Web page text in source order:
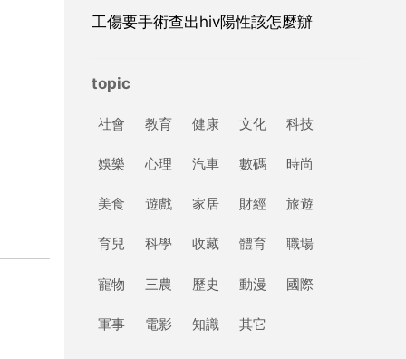
工傷要手術查出hiv陽性該怎麼辦
topic
社會 教育 健康 文化 科技
娛樂 心理 汽車 數碼 時尚
美食 遊戲 家居 財經 旅遊
育兒 科學 收藏 體育 職場
寵物 三農 歷史 動漫 國際
軍事 電影 知識 其它